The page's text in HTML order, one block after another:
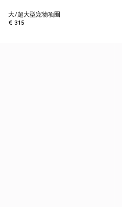
大/超大型宠物项圈
€ 315